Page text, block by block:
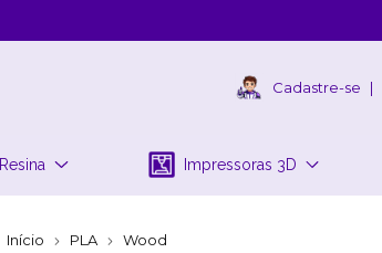
Cadastre-se |
Resina Impressoras 3D
Início PLA Wood